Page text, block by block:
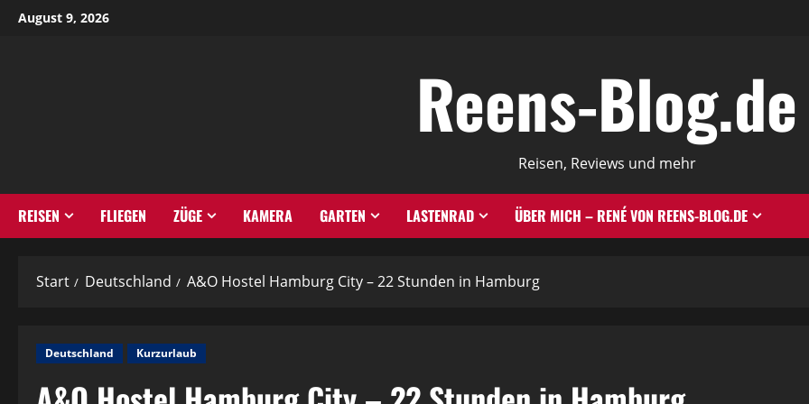
ZumAugust 9, 2026
Reens-Blog.de
Reisen, Reviews und mehr
REISEN FLIEGEN ZÜGE KAMERA GARTEN LASTENRAD ÜBER MICH – RENÉ VON REENS-BLOG.DE
Start Deutschland A&O Hostel Hamburg City – 22 Stunden in Hamburg
Deutschland Kurzurlaub